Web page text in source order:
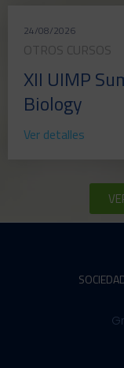
24/08/2026
OTROS CURSOS
XII UIMP
Biology
Ver detalles